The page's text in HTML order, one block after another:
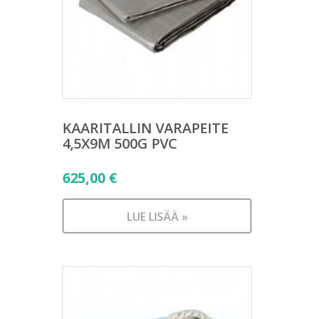
KAARITALLIN VARAPEITE
4,5X9M 500G PVC
625,00 €
LUE LISÄÄ »